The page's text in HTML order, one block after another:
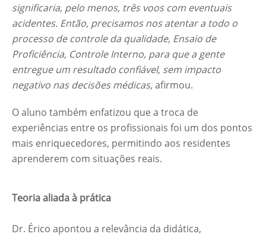
significaria, pelo menos, três voos com eventuais
acidentes. Então, precisamos nos atentar a todo o
processo de controle da qualidade, Ensaio de
Proficiência, Controle Interno, para que a gente
entregue um resultado confiável, sem impacto
negativo nas decisões médicas, afirmou.
O aluno também enfatizou que a troca de
experiências entre os profissionais foi um dos pontos
mais enriquecedores, permitindo aos residentes
aprenderem com situações reais.
Teoria aliada à prática
Dr. Érico apontou a relevância da didática,